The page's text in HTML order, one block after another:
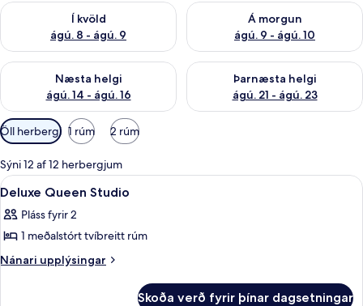
Í kvöld
ágú. 8 - ágú. 9
Athuga framboð í kvöld ágú. 8 - ágú. 9
Á morgun
ágú. 9 - ágú. 10
Athuga framboð á morgun
Næsta helgi
ágú. 14 - ágú. 16
Athuga framboð næstu helgi ágú. 14 - ágú. 16
Þarnæsta helgi
ágú. 21 - ágú. 23
Athuga framboð þarnæstu
Síur
í
boði
fyrir
herbergi
Öll herbergi 1 rúm 2 rúm
Sýni 12 af 12 herbergjum
Skoða
allar
myndir
fyrir
Deluxe
1 svefnherbergi, ofnæmisprófaður
4
Deluxe Queen Studio
Pláss fyrir 2
1 meðalstórt tvíbreitt rúm
Nánari upplýsingar
Nánari
Skoða verð fyrir þínar dagsetningar